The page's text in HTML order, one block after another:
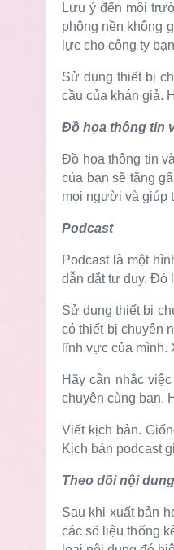
Lưu ý đến môi
phông nền không
lực cho công ty
Sử dụng thiết bị
cầu của khán giả.
Đồ họa thông tin
Đồ họa thông tin
của bạn sẽ tăng
mọi người và giúp
Podcast
Podcast là một
dẫn dắt tư duy. Đó
Sử dụng thiết bị
có thiết bị chuyên
lĩnh vực của mình.
Hãy cân nhắc
chuyện cùng bạn.
Viết kịch bản.
Kịch bản podcast
Theo dõi nội dung
Sau khi xuất bản
các số liệu thống